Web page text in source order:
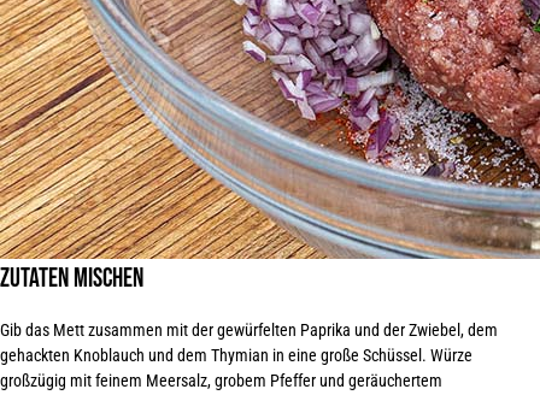
Zutaten mischen
Gib das Mett zusammen mit der gewürfelten Paprika und der Zwiebel, dem
gehackten Knoblauch und dem Thymian in eine große Schüssel. Würze
großzügig mit feinem Meersalz, grobem Pfeffer und geräuchertem